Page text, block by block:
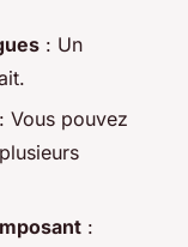
: Un
: Vous pouvez
: